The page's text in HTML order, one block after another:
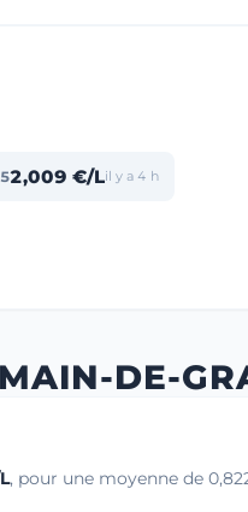
2,009 €/Lil y a 4 h
DE-
, pour une moyenne de